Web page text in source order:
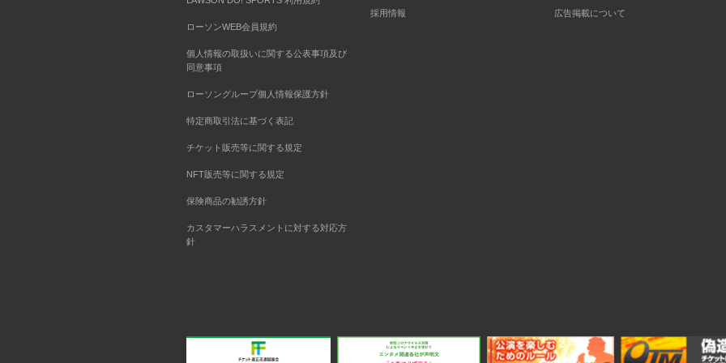
ローソンWEB会員規約
個人情報の取扱いに関する公表事項及び
同意事項
ローソングループ個人情報保護方針
特定商取引法に基づく表記
チケット販売等に関する規定
NFT販売等に関する規定
保険商品の勧誘方針
カスタマーハラスメントに対する対応方
針
採用情報 広告掲載について